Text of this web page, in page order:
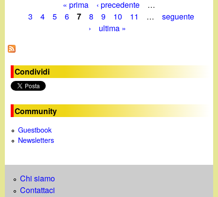
g
i
n
e
« prima ‹ precedente
…
3
4 5 6 7 8 9 10 11 …
seguente
›
ultima »
Condividi
Community
Guestbook
Newsletters
Chi siamo
Contattaci